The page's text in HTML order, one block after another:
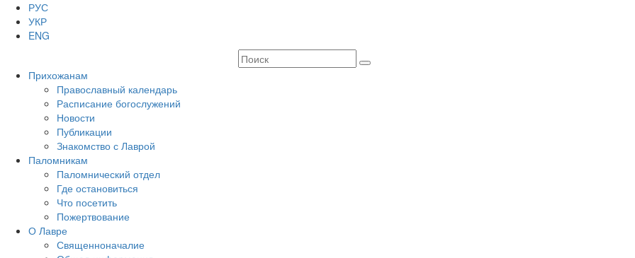
РУС
УКР
ENG
Прихожанам
Православный календарь
Расписание богослужений
Новости
Публикации
Знакомство с Лаврой
Паломникам
Паломнический отдел
Где остановиться
Что посетить
Пожертвование
О Лавре
Священноначалие